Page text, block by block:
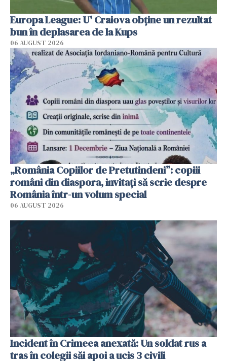
Europa League: U' Craiova obține un rezultat
bun în deplasarea de la Kups
06 AUGUST 2026
„România Copiilor de Pretutindeni”: copiii
români din diaspora, invitați să scrie despre
România într-un volum special
06 AUGUST 2026
Incident în Crimeea anexată: Un soldat rus a
tras în colegii săi apoi a ucis 3 civili